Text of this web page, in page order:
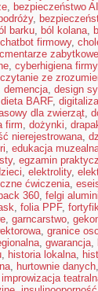
, bezpieczeństwo AI
,
barku, ból kolana,
chatbot firmowy,
cmentarze zabytkowe
, cyberhigiena firmy
czytanie ze
demencja, design
dieta BARF,
dla zwierząt,
firm, dożynki,
nierejestrowana,
, edukacja
, egzamin
, elektrolity,
ćwiczenia,
360, felgi
, folia PPF,
, garncarstwo,
, granice
, gwarancja,
, historia lokalna,
, hurtownie danych,
improwizacja